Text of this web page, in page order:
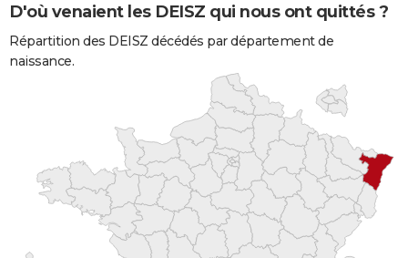
D'où venaient les DEISZ qui nous ont quittés ?
Répartition des DEISZ décédés par département de
naissance.